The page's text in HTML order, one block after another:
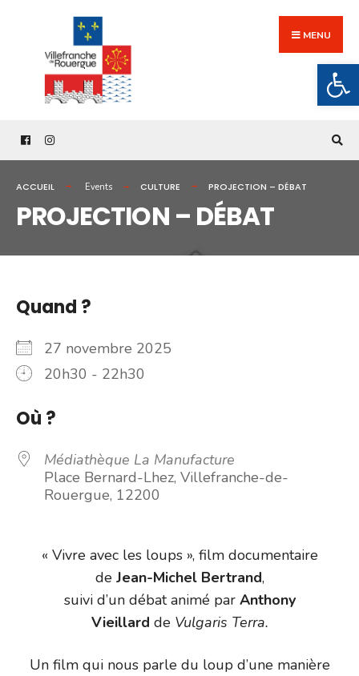
content
MENU
ACCUEIL Events CULTURE PROJECTION – DÉBAT
PROJECTION – DÉBAT
Quand ?
27 novembre 2025
20h30 - 22h30
Où ?
Médiathèque La Manufacture
Place Bernard-Lhez, Villefranche-de-
Rouergue, 12200
« Vivre avec les loups », film documentaire
de Jean-Michel Bertrand,
suivi d’un débat animé par Anthony
Vieillard de Vulgaris Terra.
Un film qui nous parle du loup d’une manière